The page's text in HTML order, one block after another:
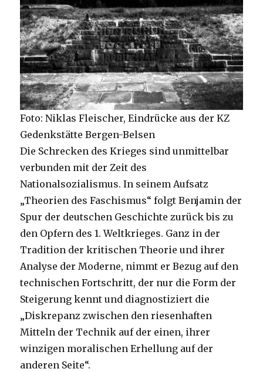
Foto: Niklas Fleischer, Eindrücke aus der KZ
Gedenkstätte Bergen-Belsen
Die Schrecken des Krieges sind unmittelbar
verbunden mit der Zeit des
Nationalsozialismus. In seinem Aufsatz
„Theorien des Faschismus“ folgt Benjamin der
Spur der deutschen Geschichte zurück bis zu
den Opfern des 1. Weltkrieges. Ganz in der
Tradition der kritischen Theorie und ihrer
Analyse der Moderne, nimmt er Bezug auf den
technischen Fortschritt, der nur die Form der
Steigerung kennt und diagnostiziert die
„Diskrepanz zwischen den riesenhaften
Mitteln der Technik auf der einen, ihrer
winzigen moralischen Erhellung auf der
anderen Seite“.